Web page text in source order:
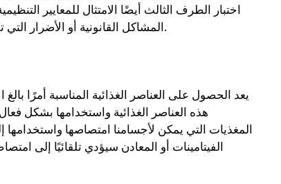
اختبار الطرف الثالث أيضًا الامتثال للمعايير
المشاكل القانونية أو الأضرار التي تلحق بالسمعة المرتبطة ببيع المنتجات دون المستوى المطلوب أو المضللة.
يعد الحصول على العناصر الغذائية المناسبة أمرًا
هذه العناصر الغذائية واستخدامها بشكل
المغذيات التي يمكن لأجسامنا امتصاصها
الفيتامينات أو المعادن سيؤدي تلقائيًا إلى